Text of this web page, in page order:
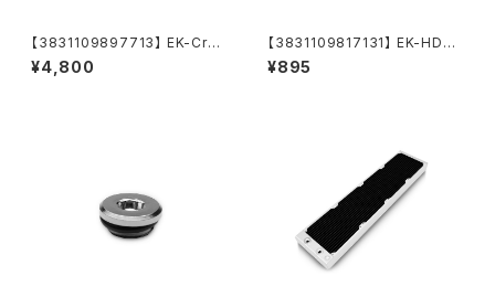
【3831109897713】 EK-Cryo
Fuel Superflush (Concentr
ate 250mL)
¥4,800
【3831109817131】 EK-HDC
Fitting 12mm O-Ring (6pc
s)
¥895